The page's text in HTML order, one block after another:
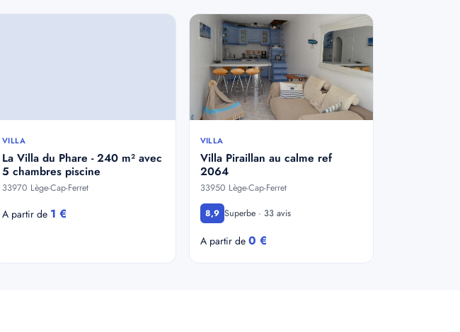
VILLA
La Villa du Phare - 240 m² avec
5 chambres piscine
33970 Lège-Cap-Ferret
A partir de 1 €
VILLA
Villa Piraillan au calme ref
2064
33950 Lège-Cap-Ferret
8,9 Superbe · 33 avis
A partir de 0 €